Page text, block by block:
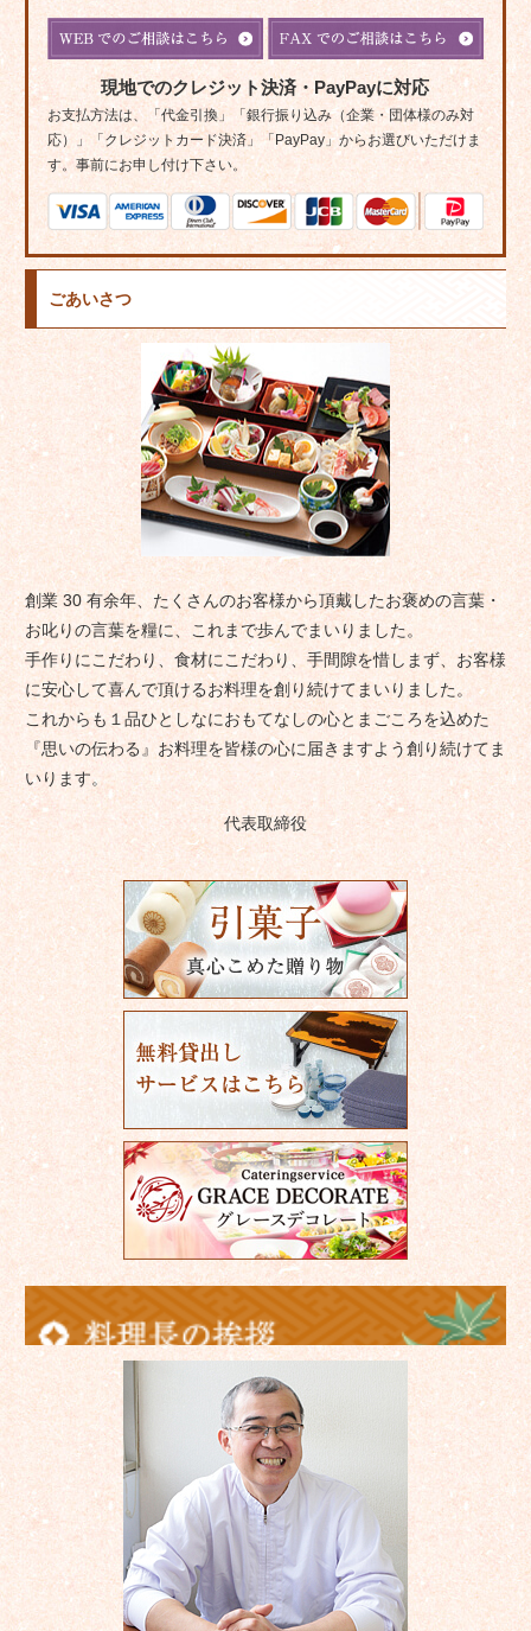
現地でのクレジット決済・PayPayに対応
お支払方法は、「代金引換」「銀行振り込み（企業・団体様のみ対
応）」「クレジットカード決済」「PayPay」からお選びいただけま
す。事前にお申し付け下さい。
ごあいさつ
創業 30 有余年、たくさんのお客様から頂戴したお褒めの言葉・
お叱りの言葉を糧に、これまで歩んでまいりました。
手作りにこだわり、食材にこだわり、手間隙を惜しまず、お客様
に安心して喜んで頂けるお料理を創り続けてまいりました。
これからも１品ひとしなにおもてなしの心とまごころを込めた
『思いの伝わる』お料理を皆様の心に届きますよう創り続けてま
いります。
代表取締役